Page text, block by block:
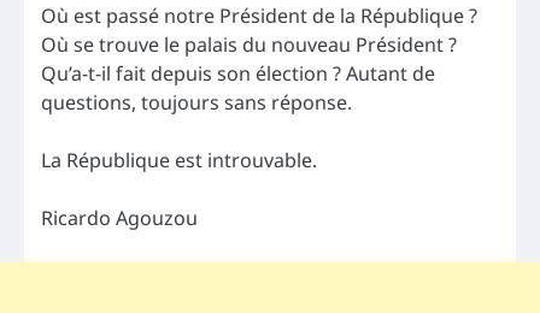
Où est passé notre Président de la République ?
Où se trouve le palais du nouveau Président ?
Qu’a-t-il fait depuis son élection ? Autant de
questions, toujours sans réponse.
La République est introuvable.
Ricardo Agouzou